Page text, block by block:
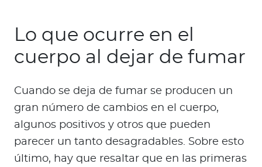
Lo que ocurre en el
cuerpo al dejar de fumar
Cuando se deja de fumar se producen un
gran número de cambios en el cuerpo,
algunos positivos y otros que pueden
parecer un tanto desagradables. Sobre esto
último, hay que resaltar que en las primeras